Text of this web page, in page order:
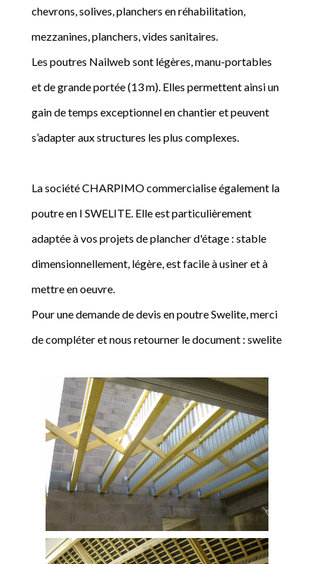
chevrons, solives, planchers en réhabilitation,
mezzanines, planchers, vides sanitaires.
Les poutres Nailweb sont légères, manu-portables
et de grande portée (13 m). Elles permettent ainsi un
gain de temps exceptionnel en chantier et peuvent
s’adapter aux structures les plus complexes.
La société CHARPIMO commercialise également la
poutre en I SWELITE. Elle est particulièrement
adaptée à vos projets de plancher d'étage : stable
dimensionnellement, légère, est facile à usiner et à
mettre en oeuvre.
Pour une demande de devis en poutre Swelite, merci
de compléter et nous retourner le document : swelite